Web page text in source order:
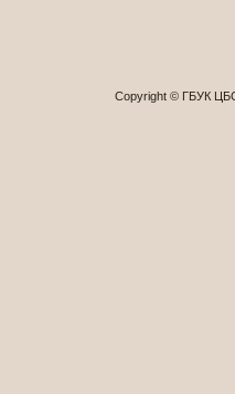
Copyright © ГБУК